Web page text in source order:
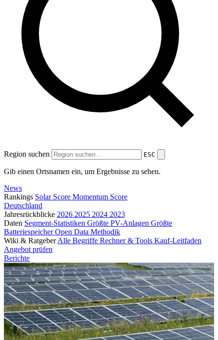
Region suchen ESC
Gib einen Ortsnamen ein, um Ergebnisse zu sehen.
News
Rankings Solar Score Momentum Score
Deutschland
Jahresrückblicke 2026 2025 2024 2023
Daten Segment-Statistiken Größte PV-Anlagen Größte
BatteriespeicherOpen Data Methodik
Wiki & Ratgeber Alle Begriffe Rechner & Tools Kauf-Leitfaden
Angebot prüfen
Berichte